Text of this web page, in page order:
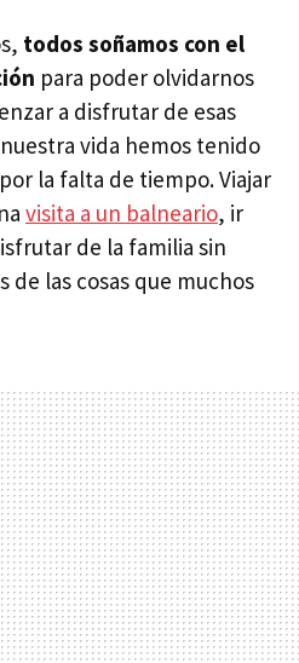
todos soñamos con el
para poder olvidarnos
a disfrutar de esas
vida hemos tenido
la falta de tiempo. Viajar
visita a un balneario, ir
de la familia sin
de las cosas que muchos